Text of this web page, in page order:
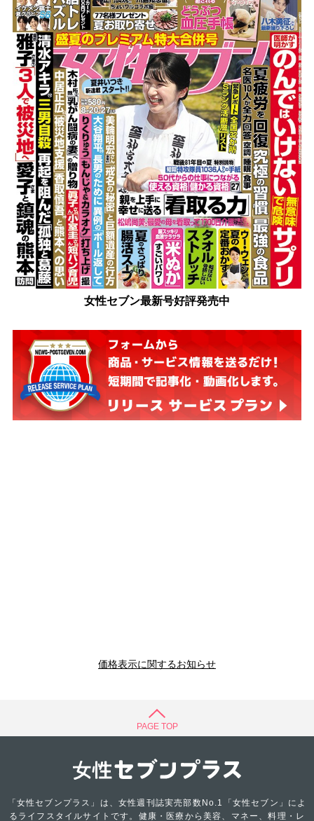
女性セブン最新号好評発売中
価格表示に関するお知らせ
PAGE TOP
「女性セブンプラス」は、女性週刊誌実売部数No.1「女性セブン」によ
るライフスタイルサイトです。健康・医療から美容、マネー、料理・レ